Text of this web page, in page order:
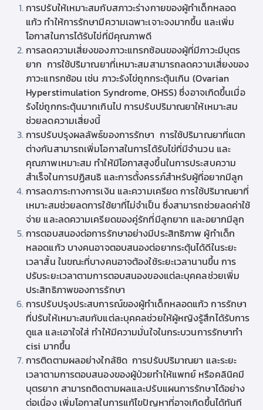
การปรับให้เหมาะสมกับสภาวะร่างกายของผู้ทำเด็กหลอด
แก้ว ทำให้การรักษามีความเฉพาะเจาะจงมากขึ้น และเพิ่ม
โอกาสในการได้รับไข่ที่มีคุณภาพดี
การลดความเสี่ยงของภาวะแทรกซ้อนของผู้ที่มีภาวะมีบุตร
ยาก การใช้ปริมาณยาที่เหมาะสมสามารถลดความเสี่ยงของ
ภาวะแทรกซ้อน เช่น ภาวะรังไข่ถูกกระตุ้นเกิน (Ovarian
Hyperstimulation Syndrome, OHSS) ซึ่งอาจเกิดขึ้นเมื่อ
รังไข่ถูกกระตุ้นมากเกินไป การปรับปริมาณยาให้เหมาะสม
ช่วยลดความเสี่ยงนี้
การปรับปรุงผลลัพธ์ของการรักษา การใช้ปริมาณยาที่แตก
ต่างกันสามารถเพิ่มโอกาสในการได้รับไข่ที่มีจำนวน และ
คุณภาพเหมาะสม ทำให้มีโอกาสสูงขึ้นในการประสบความ
สำเร็จในการปฏิสนธิ และการตั้งครรภ์สำหรับผู้ที่อยากมีลูก
การลดภาระทางการเงิน และความเครียด การใช้ปริมาณยาที่
เหมาะสมช่วยลดการใช้ยาที่ไม่จำเป็น ซึ่งสามารถช่วยลดค่าใช้
จ่าย และลดความเครียดของคู่รักที่มีลูกยาก และอยากมีลูก
การตอบสนองต่อการรักษาอย่างมีประสิทธิภาพ ผู้ทำเด็ก
หลอดแก้ว บางคนอาจตอบสนองต่อยากระตุ้นได้ดีในระยะ
เวลาสั้น ในขณะที่บางคนอาจต้องใช้ระยะเวลานานขึ้น การ
ปรับระยะเวลาตามการตอบสนองของแต่ละบุคคลช่วยเพิ่ม
ประสิทธิภาพของการรักษา
การปรับปรุงประสบการณ์ของผู้ทำเด็กหลอดแก้วการรักษา
ที่ปรับให้เหมาะสมกับแต่ละบุคคลช่วยให้ผู้หญิงรู้สึกได้รับการ
ดูแล และเอาใจใส่ ทำให้มีความมั่นใจในกระบวนการรักษาทำ
cisi มากขึ้น
การติดตามผลอย่างใกล้ชิด การปรับปริมาณยา และระยะ
เวลาตามการตอบสนองของผู้ป่วยทำให้แพทย์ หรือคลินิคมี
บุตรยาก สามารถติดตามผลและปรับแผนการรักษาได้อย่าง
ต่อเนื่อง เพิ่มโอกาสในการแก้ไขปัญหาที่อาจเกิดขึ้นได้ทันที